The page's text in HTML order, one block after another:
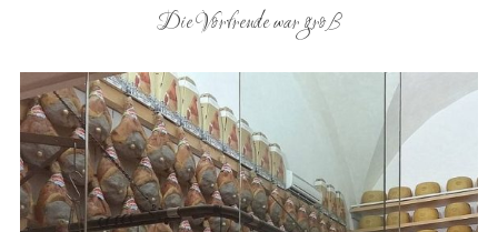
Die Vorfreude war groß